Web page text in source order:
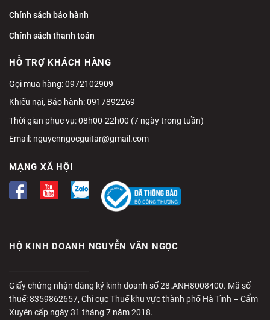
Chính sách bảo hành
Chính sách thanh toán
HỖ TRỢ KHÁCH HÀNG
Gọi mua hàng: 0972102909
Khiếu nại, Bảo hành: 0917892269
Thời gian phục vụ: 08h00-22h00 (7 ngày trong tuần)
Email: nguyenngocguitar@gmail.com
MẠNG XÃ HỘI
HỘ KINH DOANH NGUYỄN VĂN NGỌC
Giấy chứng nhận đăng ký kinh doanh số 28.ANH8008400. Mã số
thuế: 8359862657, Chi cục Thuế khu vực thành phố Hà Tĩnh – Cẩm
Xuyên cấp ngày 31 tháng 7 năm 2018.